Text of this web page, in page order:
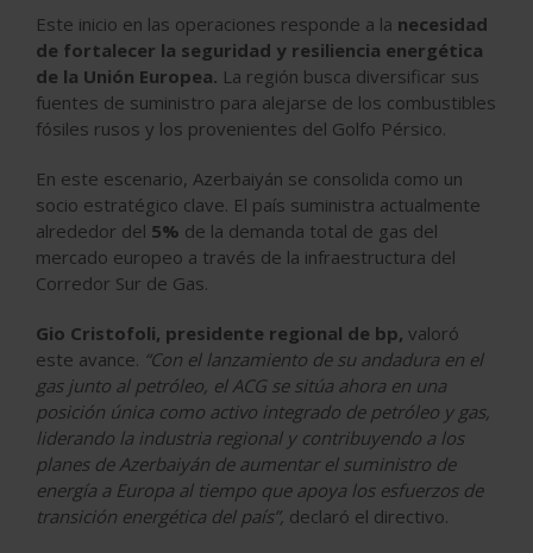
Este inicio en las operaciones responde a la necesidad
de fortalecer la seguridad y resiliencia energética
de la Unión Europea. La región busca diversificar sus
fuentes de suministro para alejarse de los combustibles
fósiles rusos y los provenientes del Golfo Pérsico.
En este escenario, Azerbaiyán se consolida como un
socio estratégico clave. El país suministra actualmente
alrededor del 5% de la demanda total de gas del
mercado europeo a través de la infraestructura del
Corredor Sur de Gas.
Gio Cristofoli, presidente regional de bp, valoró
este avance. “Con el lanzamiento de su andadura en el
gas junto al petróleo, el ACG se sitúa ahora en una
posición única como activo integrado de petróleo y gas,
liderando la industria regional y contribuyendo a los
planes de Azerbaiyán de aumentar el suministro de
energía a Europa al tiempo que apoya los esfuerzos de
transición energética del país”, declaró el directivo.